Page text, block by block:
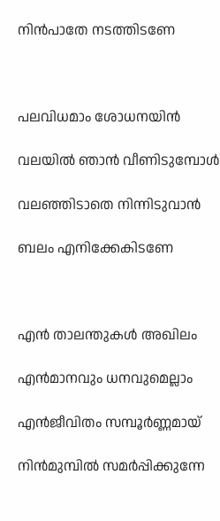
നിൻപാതേ നടത്തിടണേ
പലവിധമാം ശോധനയിൻ
വലയിൽ ഞാൻ വീണിടുമ്പോൾ
വലഞ്ഞിടാതെ നിന്നിടുവാൻ
ബലം എനിക്കേകിടണേ
എൻ താലന്തുകൾ അഖിലം
എൻമാനവും ധനവുമെല്ലാം
എൻജീവിതം സമ്പൂർണ്ണമായ്
നിൻമുമ്പിൽ സമർപ്പിക്കുന്നേ